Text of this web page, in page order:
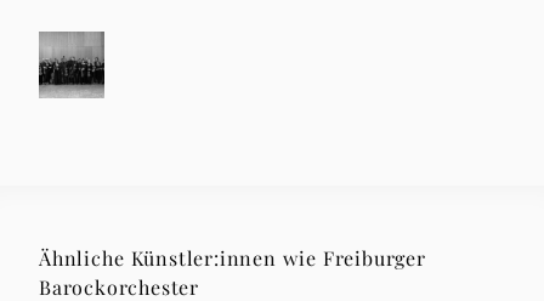
Ähnliche Künstler:innen wie Freiburger
Barockorchester